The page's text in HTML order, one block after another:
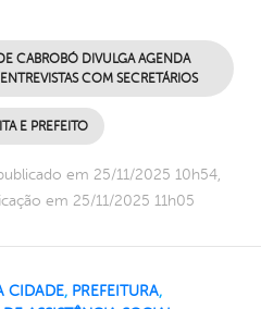
CABROBÓ DIVULGA AGENDA
COM SECRETÁRIOS
E PREFEITO
em 25/11/2025 10h54,
em 25/11/2025 11h05
CIDADE, PREFEITURA,